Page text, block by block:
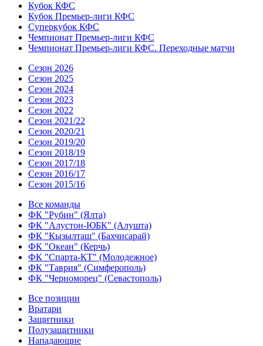
Кубок КФС
Кубок Премьер-лиги КФС
Суперкубок КФС
Чемпионат Премьер-лиги КФС
Чемпионат Премьер-лиги КФС. Переходные матчи
Сезон 2026
Сезон 2025
Сезон 2024
Сезон 2023
Сезон 2022
Сезон 2021/22
Сезон 2020/21
Сезон 2019/20
Сезон 2018/19
Сезон 2017/18
Сезон 2016/17
Сезон 2015/16
Все команды
ФК "Рубин" (Ялта)
ФК "Алустон-ЮБК" (Алушта)
ФК "Кызылташ" (Бахчисарай)
ФК "Океан" (Керчь)
ФК "Спарта-КТ" (Молодежное)
ФК "Таврия" (Симферополь)
ФК "Черноморец" (Севастополь)
Все позиции
Вратари
Защитники
Полузащитники
Нападающие